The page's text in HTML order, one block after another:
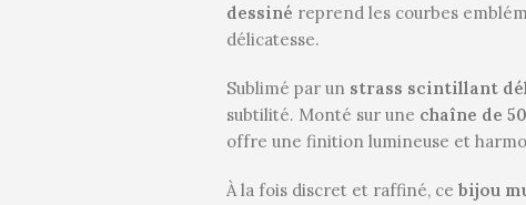
dessiné reprend les courbes
délicatesse.
Sublimé par un strass scintillant
subtilité. Monté sur une chaîne de
offre une finition lumineuse et
À la fois discret et raffiné, ce bijou